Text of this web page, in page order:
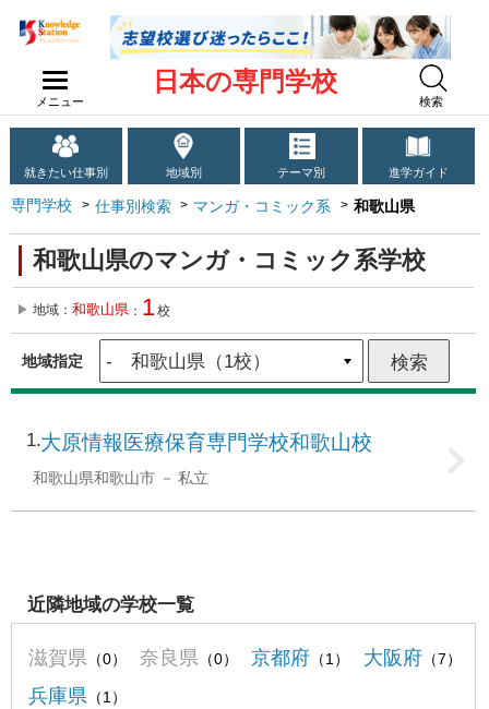
メニュー
日本の専門学校
検索
就きたい仕事別 地域別 テーマ別 進学ガイド
専門学校 仕事別検索 マンガ・コミック系 和歌山県
和歌山県のマンガ・コミック系学校
地域： 和歌山県 ： 1校
地域指定
1 大原情報医療保育専門学校和歌山校
和歌山県和歌山市 私立
近隣地域の学校一覧
滋賀県 （0） 奈良県 （0） 京都府 （1） 大阪府（7）
兵庫県 （1）